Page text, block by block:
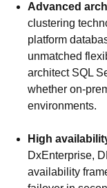
Advanced
clustering
platform
unmatched
architect SQL
whether on-
environments.
High
DxEnterprise,
availability